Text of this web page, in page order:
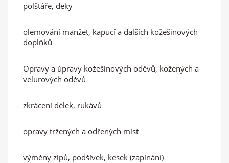
polštáře, deky
olemování manžet, kapucí a dalších kožešinových
doplňků
Opravy a úpravy kožešinových oděvů, kožených a
velurových oděvů
zkrácení délek, rukávů
opravy tržených a odřených míst
výměny zipů, podšívek, kesek (zapínání)